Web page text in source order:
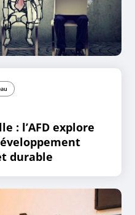
: l’AFD explore
durable